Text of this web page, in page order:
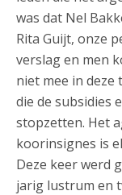
was dat Nel
Rita Guijt, onze
verslag en men
niet mee in
die de subsidies
stopzetten. Het
koorinsignes is
Deze keer werd
jarig lustrum en